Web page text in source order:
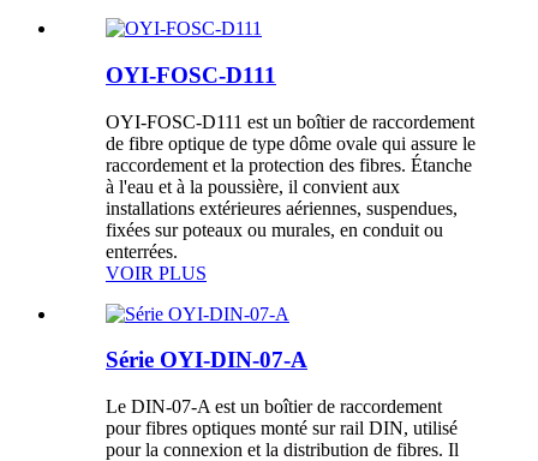
OYI-FOSC-D111
OYI-FOSC-D111 est un boîtier de raccordement
de fibre optique de type dôme ovale qui assure le
raccordement et la protection des fibres. Étanche
à l'eau et à la poussière, il convient aux
installations extérieures aériennes, suspendues,
fixées sur poteaux ou murales, en conduit ou
enterrées.
VOIR PLUS
Série OYI-DIN-07-A
Le DIN-07-A est un boîtier de raccordement
pour fibres optiques monté sur rail DIN, utilisé
pour la connexion et la distribution de fibres. Il